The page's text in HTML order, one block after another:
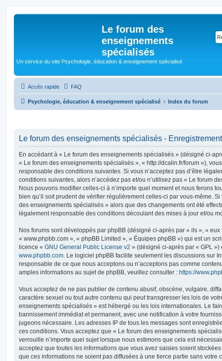
Le forum des
enseignements
spécialisés
Un service du site Psychologie, éducation & enseignement spécialisé
Accès rapide FAQ
Psychologie, éducation & enseignement spécialisé Index du forum
Le forum des enseignements spécialisés - Enregistrement
En accédant à « Le forum des enseignements spécialisés » (désigné ci-
« Le forum des enseignements spécialisés », « http://dcalin.fr/forum »),
responsable des conditions suivantes. Si vous n’acceptez pas d’être
conditions suivantes, alors n’accédez pas et/ou n’utilisez pas « Le forum
Nous pouvons modifier celles-ci à n’importe quel moment et nous ferons
bien qu’il soit prudent de vérifier régulièrement celles-ci par vous-même.
des enseignements spécialisés » alors que des changements ont été
légalement responsable des conditions découlant des mises à jour et/ou
Nos forums sont développés par phpBB (désigné ci-après par « ils », «
« www.phpbb.com », « phpBB Limited », « Équipes phpBB ») qui est un
licence « GNU General Public License v2 » (désigné ci-après par « GPL
www.phpbb.com. Le logiciel phpBB facilite seulement les discussions sur
responsable de ce que nous acceptons ou n’acceptons pas comme
amples informations au sujet de phpBB, veuillez consulter : https://
Vous acceptez de ne pas publier de contenu abusif, obscène, vulgaire,
caractère sexuel ou tout autre contenu qui peut transgresser les lois de
enseignements spécialisés » est hébergé ou les lois internationales. Le
bannissement immédiat et permanent, avec une notification à votre
jugeons nécessaire. Les adresses IP de tous les messages sont
ces conditions. Vous acceptez que « Le forum des enseignements
verrouille n’importe quel sujet lorsque nous estimons que cela est
acceptez que toutes les informations que vous avez saisies soient
que ces informations ne soient pas diffusées à une tierce partie sans votre